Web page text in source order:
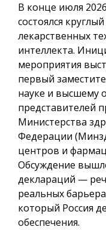
В конце июля
состоялся
лекарственных
интеллекта.
мероприятия
первый
науке и высшему
представителей
Министерства
Федерации
центров и
Обсуждение
деклараций —
реальных
который Россия
обеспечения.